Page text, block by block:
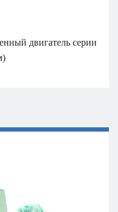
двигатель серии